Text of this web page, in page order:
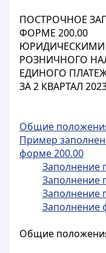
ПОСТРОЧНОЕ
ФОРМЕ 200.00
РОЗНИЧНОГО
ЕДИНОГО
ЗА 2 КВАРТАЛ
Общие
Пример
форме 200.00
Заполнение
Заполнение
Заполнение
Заполнение
Общие